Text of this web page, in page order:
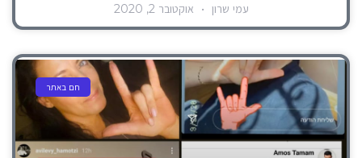
עמי שרון אוקטובר 2, 2020
חם באתר